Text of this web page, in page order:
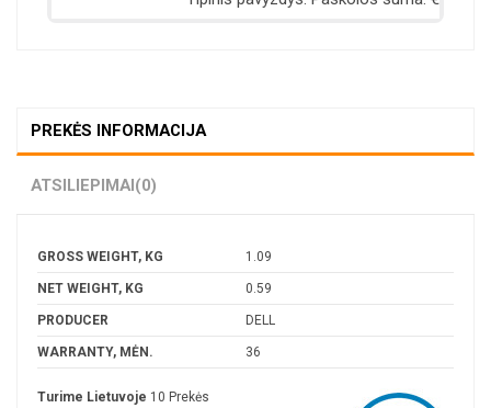
PREKĖS INFORMACIJA
ATSILIEPIMAI(0)
GROSS WEIGHT, KG 1.09
NET WEIGHT, KG 0.59
PRODUCER DELL
WARRANTY, MĖN. 36
Turime Lietuvoje 10 Prekės